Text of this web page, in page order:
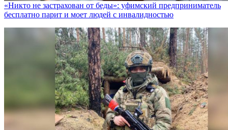
«Никто не заcтрахован от беды»: уфимский предприниматель
бесплатно парит и моет людей с инвалидностью